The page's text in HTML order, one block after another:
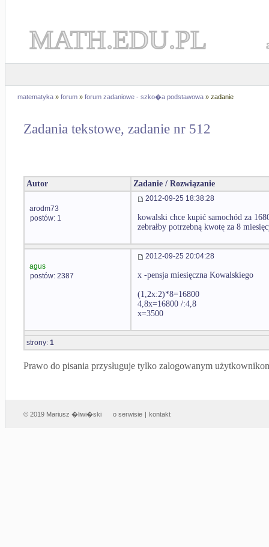
MATH.EDU.PL
matematyka » forum » forum zadaniowe - szko�a podstawowa » zadanie
Zadania tekstowe, zadanie nr 512
Autor Zadanie / Rozwiązanie
arodm73
postów: 1
2012-09-25 18:38:28
kowalski chce kupić samochód za
zebrałby potrzebną kwotę za 8
agus
postów: 2387
2012-09-25 20:04:28
x -pensja miesięczna Kowalskiego
(1,2x:2)*8=16800
4,8x=16800 /:4,8
x=3500
strony: 1
Prawo do pisania przysługuje tylko zalogowanym
© 2019 Mariusz �liwi�ski o serwisie | kontakt